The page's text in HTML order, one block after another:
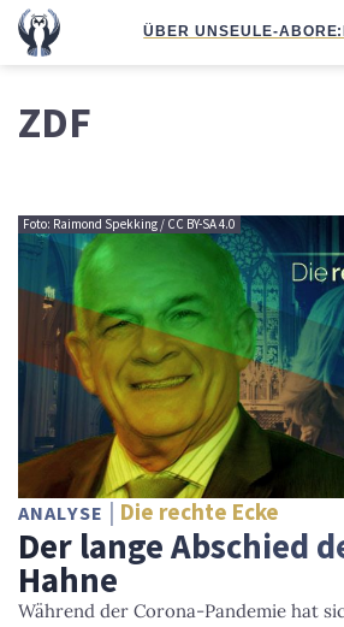
ÜBER UNSEULE-ABO
ZDF
Foto: Raimond Spekking / CC BY-SA 4.0
ANALYSE Die rechte Ecke
Der lange Abschied
Hahne
Während der Corona-Pandemie hat